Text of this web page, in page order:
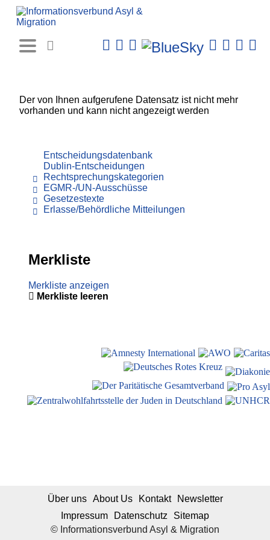
Der von Ihnen aufgerufene Datensatz ist nicht mehr
vorhanden und kann nicht angezeigt werden
Entscheidungsdatenbank
Dublin-Entscheidungen
Rechtsprechungskategorien
EGMR-/UN-Ausschüsse
Gesetzestexte
Erlasse/Behördliche Mitteilungen
Merkliste
Merkliste anzeigen
Merkliste leeren
© Informationsverbund Asyl & Migration
Über uns About Us Kontakt
Newsletter
Impressum
Datenschutz Sitemap